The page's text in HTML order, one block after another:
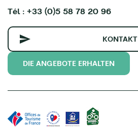
Tél : +33 (0)5 58 78 20 96
KONTAKT
DIE ANGEBOTE ERHALTEN